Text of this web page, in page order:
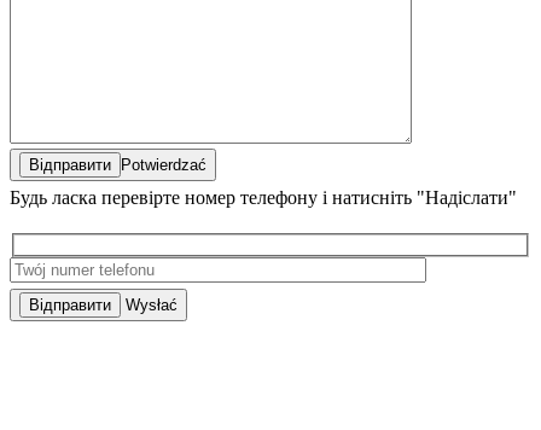
Potwierdzać
Будь ласка перевірте номер телефону і натисніть "Надіслати"
Wysłać